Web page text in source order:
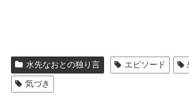
水先なおとの独り言 エピソード
気づき